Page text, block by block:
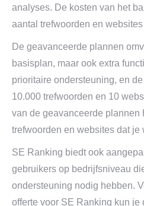
analyses. De kosten van het
aantal trefwoorden en
De geavanceerde plannen
basisplan, maar ook extra
prioritaire ondersteuning, en
10.000 trefwoorden en 10
van de geavanceerde plannen
trefwoorden en websites dat je
SE Ranking biedt ook
gebruikers op bedrijfsniveau
ondersteuning nodig hebben.
offerte voor SE Ranking kun je